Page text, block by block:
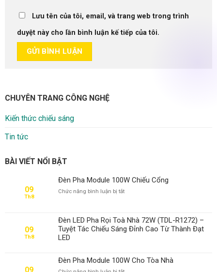
Lưu tên của tôi, email, và trang web trong trình
duyệt này cho lần bình luận kế tiếp của tôi.
CHUYÊN TRANG CÔNG NGHỆ
Kiến thức chiếu sáng
Tin tức
BÀI VIẾT NỔI BẬT
09
Th8
Đèn Pha Module 100W Chiếu Cổng
Chức năng bình luận bị tắtở
100W
Chiếu
09
Th8
Đèn LED Pha Rọi Toà Nhà 72W (TDL-R1272) –
Tuyệt Tác Chiếu Sáng Đỉnh Cao Từ Thành Đạt
LED
09
Đèn Pha Module 100W Cho Tòa Nhà